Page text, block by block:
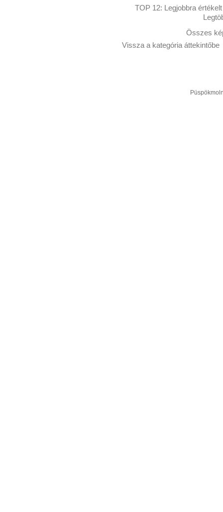
TOP 12: Legjobbra értékelt
Összes
Vissza a kategória áttekintőbe